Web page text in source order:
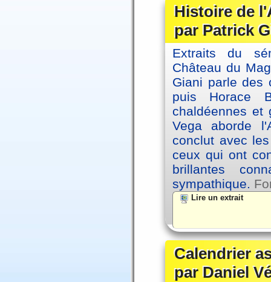
Histoire de
par Patrick
Extraits du
Château du
Giani parle des
puis Horace
chaldéennes et
Vega aborde
conclut avec
ceux qui ont
brillantes
sympathique.
Lire un extrait
Calendrier
par Daniel